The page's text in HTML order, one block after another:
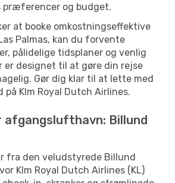
præferencer og budget.
at booke omkostningseffektive
Palmas, kan du forvente
pålidelige tidsplaner og venlig
er designet til at gøre din rejse
Gør dig klar til at lette med
på Klm Royal Dutch Airlines.
afgangslufthavn: Billund
fra den veludstyrede Billund
Klm Royal Dutch Airlines (KL)